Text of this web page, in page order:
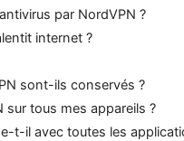
par NordVPN ?
internet ?
sont-ils conservés ?
sur tous mes appareils ?
t-il avec toutes les